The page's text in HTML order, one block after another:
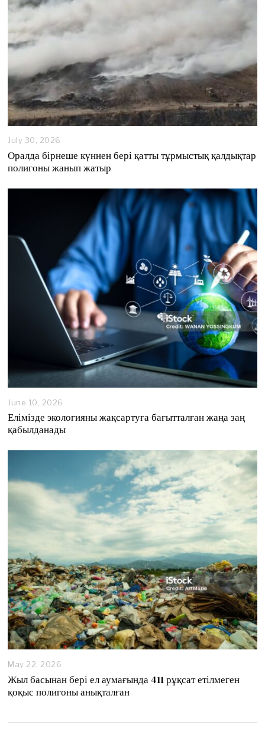
July 30, 2026
Оралда бірнеше күннен бері қатты тұрмыстық қалдықтар
полигоны жанып жатыр
June 10, 2026
n
e
0
2
Елімізде экологияны жақсартуға бағытталған жаңа заң
қабылданады
May 22, 2026
y
2
Жыл басынан бері ел аумағында 411 рұқсат етілмеген
қоқыс полигоны анықталған